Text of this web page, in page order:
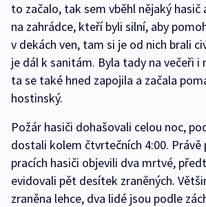
to začalo, tak sem vběhl nějaký hasič
na zahrádce, kteří byli silní, aby
v dekách ven, tam si je od nich brali
je dál k sanitám. Byla tady na večeři
ta se také hned zapojila a začala
hostinský.
Požár hasiči dohašovali celou noc,
dostali kolem čtvrtečních 4:00. Právě
pracích hasiči objevili dva mrtvé,
evidovali pět desítek zraněných.
zraněna lehce, dva lidé jsou podle